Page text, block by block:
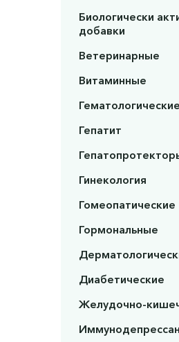
Биологически
добавки
Ветеринарные
Витаминные
Гематологические
Гепатит
Гинекология
Гомеопатические
Гормональные
Диабетические
Желудочно-